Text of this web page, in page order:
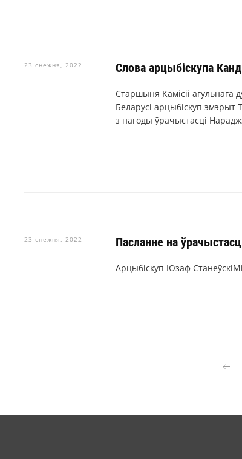
23 снежня, 2022 Слова арцыбіскупа
Старшыня Камісіі агульнага
Беларусі арцыбіскуп эмэрыт
з нагоды ўрачыстасці
23 снежня, 2022 Пасланне на
Арцыбіскуп Юзаф